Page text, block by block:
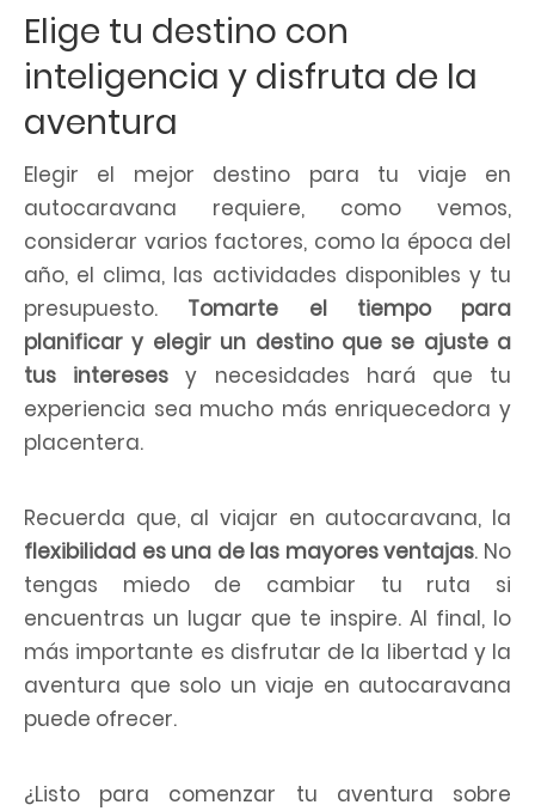
Elige tu destino con
inteligencia y disfruta de la
aventura
Elegir el mejor destino para tu viaje en
autocaravana requiere, como vemos,
considerar varios factores, como la época del
año, el clima, las actividades disponibles y tu
presupuesto. Tomarte el tiempo para
planificar y elegir un destino que se ajuste a
tus interesesy necesidades hará que tu
experiencia sea mucho más enriquecedora y
placentera.
Recuerda que, al viajar en autocaravana, la
flexibilidad es una de las mayores ventajas. No
tengas miedo de cambiar tu ruta si
encuentras un lugar que te inspire. Al final, lo
más importante es disfrutar de la libertad y la
aventura que solo un viaje en autocaravana
puede ofrecer.
¿Listo para comenzar tu aventura sobre